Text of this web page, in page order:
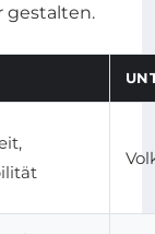
gestalten.